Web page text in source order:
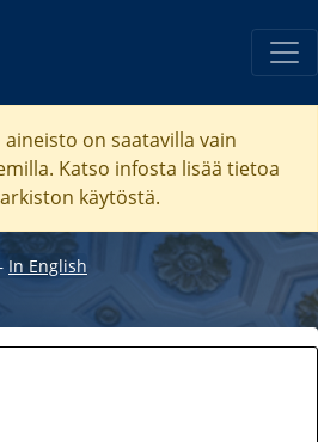
on saatavilla vain
Katso infosta lisää tietoa
käytöstä.
In English